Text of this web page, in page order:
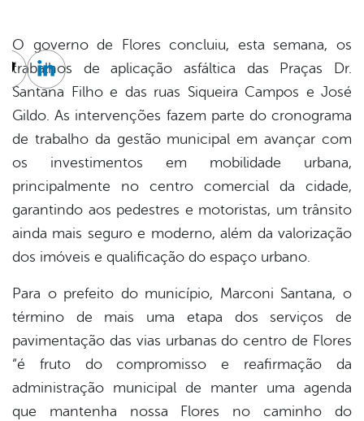
O governo de Flores concluiu, esta semana, os
trabalhos de aplicação asfáltica das Praças Dr.
Santana Filho e das ruas Siqueira Campos e José
Gildo. As intervenções fazem parte do cronograma
de trabalho da gestão municipal em avançar com
os investimentos em mobilidade urbana,
principalmente no centro comercial da cidade,
garantindo aos pedestres e motoristas, um trânsito
ainda mais seguro e moderno, além da valorização
dos imóveis e qualificação do espaço urbano.
Para o prefeito do município, Marconi Santana, o
término de mais uma etapa dos serviços de
pavimentação das vias urbanas do centro de Flores
“é fruto do compromisso e reafirmação da
administração municipal de manter uma agenda
que mantenha nossa Flores no caminho do
TwitterLinkedin